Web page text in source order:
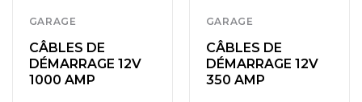
GARAGE
CÂBLES DE
DÉMARRAGE 12V
1000 AMP
GARAGE
CÂBLES DE
DÉMARRAGE 12V
350 AMP